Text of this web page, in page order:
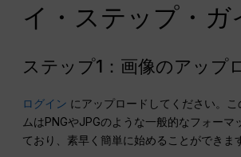
イ・ステップ・ガ
ステップ1：画像のアップ
ログイン にアップロードしてください。
ムはPNGやJPGのような一般的なフォーマ
ており、素早く簡単に始めることができま